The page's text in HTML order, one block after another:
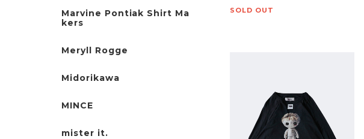
SOLD OUT
Marvine Pontiak Shirt Ma
kers
Meryll Rogge
Midorikawa
MINCE
mister it.